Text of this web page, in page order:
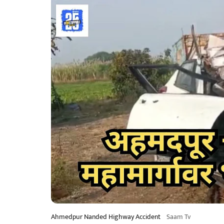
Ahmedpur Nanded Highway Accident Saam Tv